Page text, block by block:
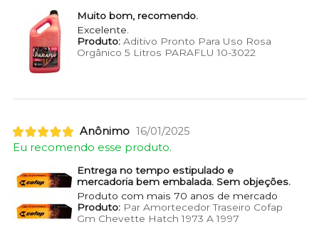
Muito bom, recomendo.
Excelente.
Produto:Aditivo Pronto Para Uso Rosa
Orgânico 5 Litros PARAFLU 10-3022
Anônimo 16/01/2025
Eu recomendo esse produto.
Entrega no tempo estipulado e
mercadoria bem embalada. Sem objeções.
Produto com mais 70 anos de mercado
Produto:Par Amortecedor Traseiro Cofap
Gm Chevette Hatch 1973 A 1997